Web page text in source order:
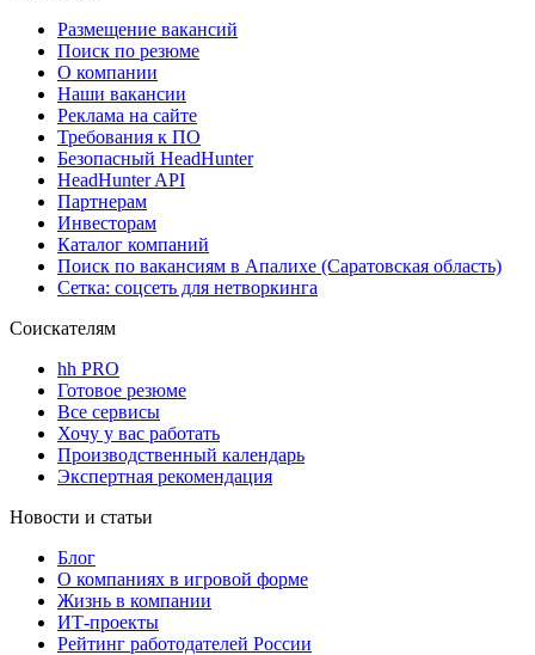
Размещение вакансий
Поиск по резюме
О компании
Наши вакансии
Реклама на сайте
Требования к ПО
Безопасный HeadHunter
HeadHunter API
Партнерам
Инвесторам
Каталог компаний
Поиск по вакансиям в Апалихе (Саратовская область)
Сетка: соцсеть для нетворкинга
Соискателям
hh PRO
Готовое резюме
Все сервисы
Хочу у вас работать
Производственный календарь
Экспертная рекомендация
Новости и статьи
Блог
О компаниях в игровой форме
Жизнь в компании
ИТ-проекты
Рейтинг работодателей России